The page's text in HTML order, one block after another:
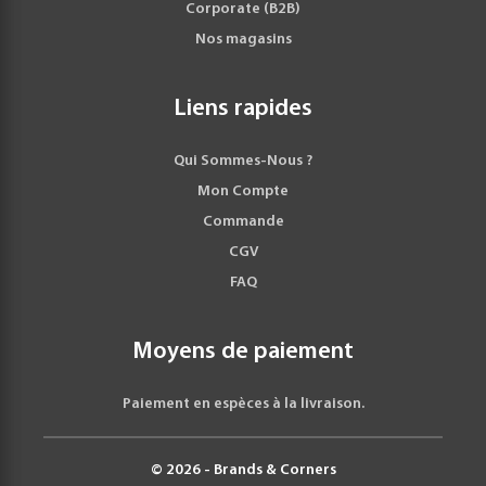
Corporate (B2B)
Nos magasins
Liens rapides
Qui Sommes-Nous ?
Mon Compte
Commande
CGV
FAQ
Moyens de paiement
Paiement en espèces à la livraison.
© 2026 - Brands & Corners